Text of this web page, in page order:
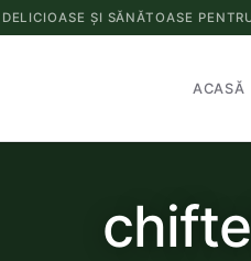
ȘI SĂNĂTOASE
ACASĂ